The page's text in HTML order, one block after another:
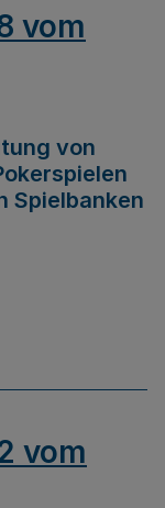
vom
von
Spielbanken
vom